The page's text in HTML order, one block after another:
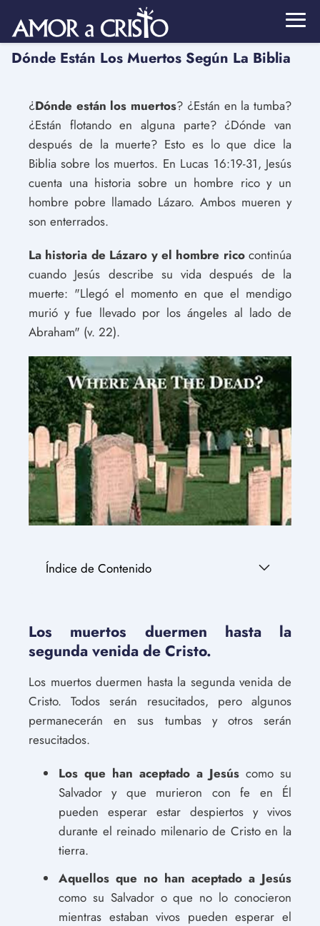
Dónde Están Los Muertos Según La Biblia
¿Dónde están los muertos? ¿Están en la tumba?
¿Están flotando en alguna parte? ¿Dónde van
después de la muerte? Esto es lo que dice la
Biblia sobre los muertos. En Lucas 16:19-31, Jesús
cuenta una historia sobre un hombre rico y un
hombre pobre llamado Lázaro. Ambos mueren y
son enterrados.
La historia de Lázaro y el hombre ricocontinúa
cuando Jesús describe su vida después de la
muerte: "Llegó el momento en que el mendigo
murió y fue llevado por los ángeles al lado de
Abraham" (v. 22).
Índice de Contenido
Los muertos duermen hasta la
segunda venida de Cristo.
Los muertos duermen hasta la segunda venida de
Cristo. Todos serán resucitados, pero algunos
permanecerán en sus tumbas y otros serán
resucitados.
Los que han aceptado a Jesús como su
Salvador y que murieron con fe en Él
pueden esperar estar despiertos y vivos
durante el reinado milenario de Cristo en la
tierra.
Aquellos que no han aceptado a Jesús
como su Salvador o que no lo conocieron
mientras estaban vivos pueden esperar el